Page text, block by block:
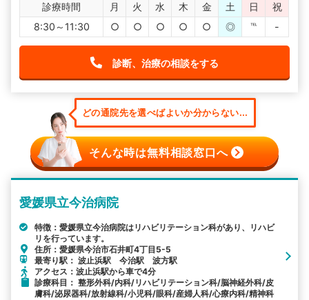
診療時間 月 火 水 木 金 土 日
祝
8:30～11:30
○ ○ ○ ○ ○ ◎ ℡ -
診断、治療の相談をする
どの通院先を選べばよいか分からない...
そんな時は無料相談窓口へ
愛媛県立今治病院
特徴：愛媛県立今治病院はリハビリテーション科があり、リハビ
リを行っています。
住所：愛媛県今治市石井町4丁目5-5
最寄り駅： 波止浜駅 今治駅 波方駅
アクセス：波止浜駅から車で4分
診療科目： 整形外科/内科/リハビリテーション科/脳神経外科/皮
膚科/泌尿器科/放射線科/小児科/眼科/産婦人科/心療内科/精神科